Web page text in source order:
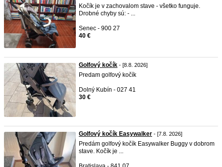
Kočík je v zachovalom stave - všetko funguje.
Drobné chyby sú: - ...
Senec - 900 27
40 €
Golfový kočík - [8.8. 2026]
Predam golfový kočík
Dolný Kubín - 027 41
30 €
Golfový kočík Easywalker - [7.8. 2026]
Predám golfový kočík Easywalker Buggy v dobrom
stave. Kočík je ...